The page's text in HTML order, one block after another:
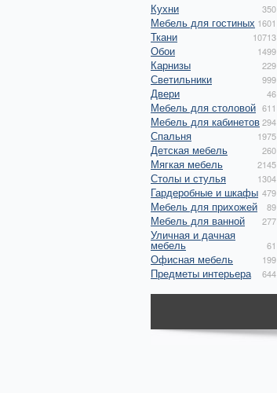
Кухни 350
Мебель для гостиных 1601
Ткани 10713
Обои 1499
Карнизы 229
Светильники 999
Двери 46
Мебель для столовой 611
Мебель для кабинетов294
Спальня 1975
Детская мебель 260
Мягкая мебель 2145
Столы и стулья 1304
Гардеробные и шкафы 479
Мебель для прихожей 89
Мебель для ванной 277
Уличная и дачная
мебель 61
Офисная мебель 199
Предметы интерьера 644